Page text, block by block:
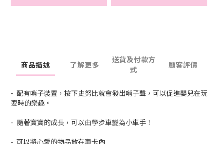
商品描述 了解更多
送貨及付款方
式
顧客評價
- 配有哨子裝置，按下史努比就會發出哨子聲，可以促進嬰兒在玩
耍時的樂趣。
- 隨著寶寶的成長，可以由學步車變為小車手！
- 可以將心愛的物品放在車卡內